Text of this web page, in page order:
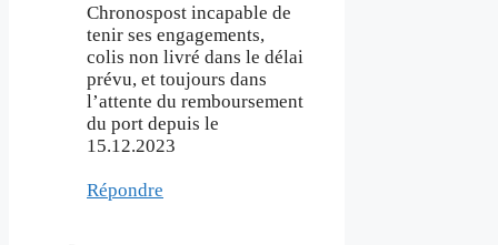
Chronospost incapable de
tenir ses engagements,
colis non livré dans le délai
prévu, et toujours dans
l’attente du remboursement
du port depuis le
15.12.2023
Répondre